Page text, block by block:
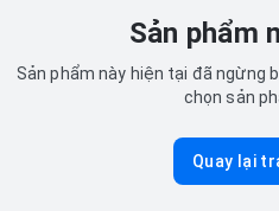
Sản phẩm
Sản phẩm này hiện tại đã ngừng
chọn sản
Quay lại